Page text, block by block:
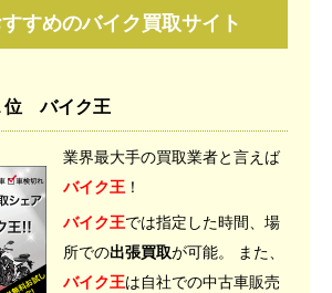
すめのバイク買取サイト
位 バイク王
業界最大手の買取業者と言えば
バイク王 ！
バイク王では指定した時間、場
所での出張買取が可能。 また、
バイク王は自社での中古車販売